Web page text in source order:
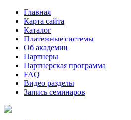
Главная
Карта сайта
Каталог
Платежные системы
Об академии
Партнеры
Партнерская программа
FAQ
Видео разделы
Запись семинаров